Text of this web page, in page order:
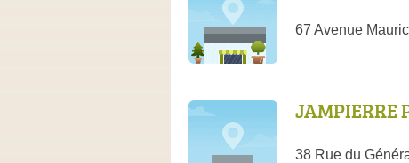
67 Avenue
JAMPIERRE
38 Rue du